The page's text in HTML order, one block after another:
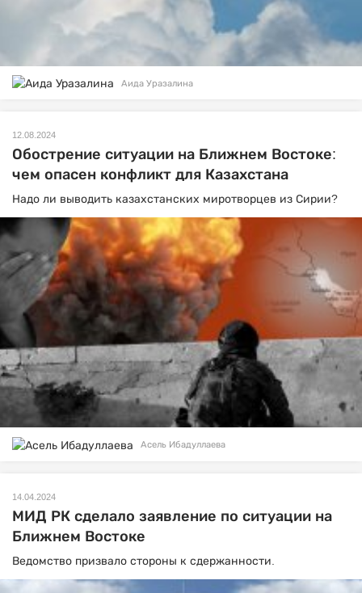
Аида Уразалина
12.08.2024
Обострение ситуации на Ближнем Востоке:
чем опасен конфликт для Казахстана
Надо ли выводить казахстанских миротворцев из Сирии?
Асель Ибадуллаева
14.04.2024
МИД РК сделало заявление по ситуации на
Ближнем Востоке
Ведомство призвало стороны к сдержанности.